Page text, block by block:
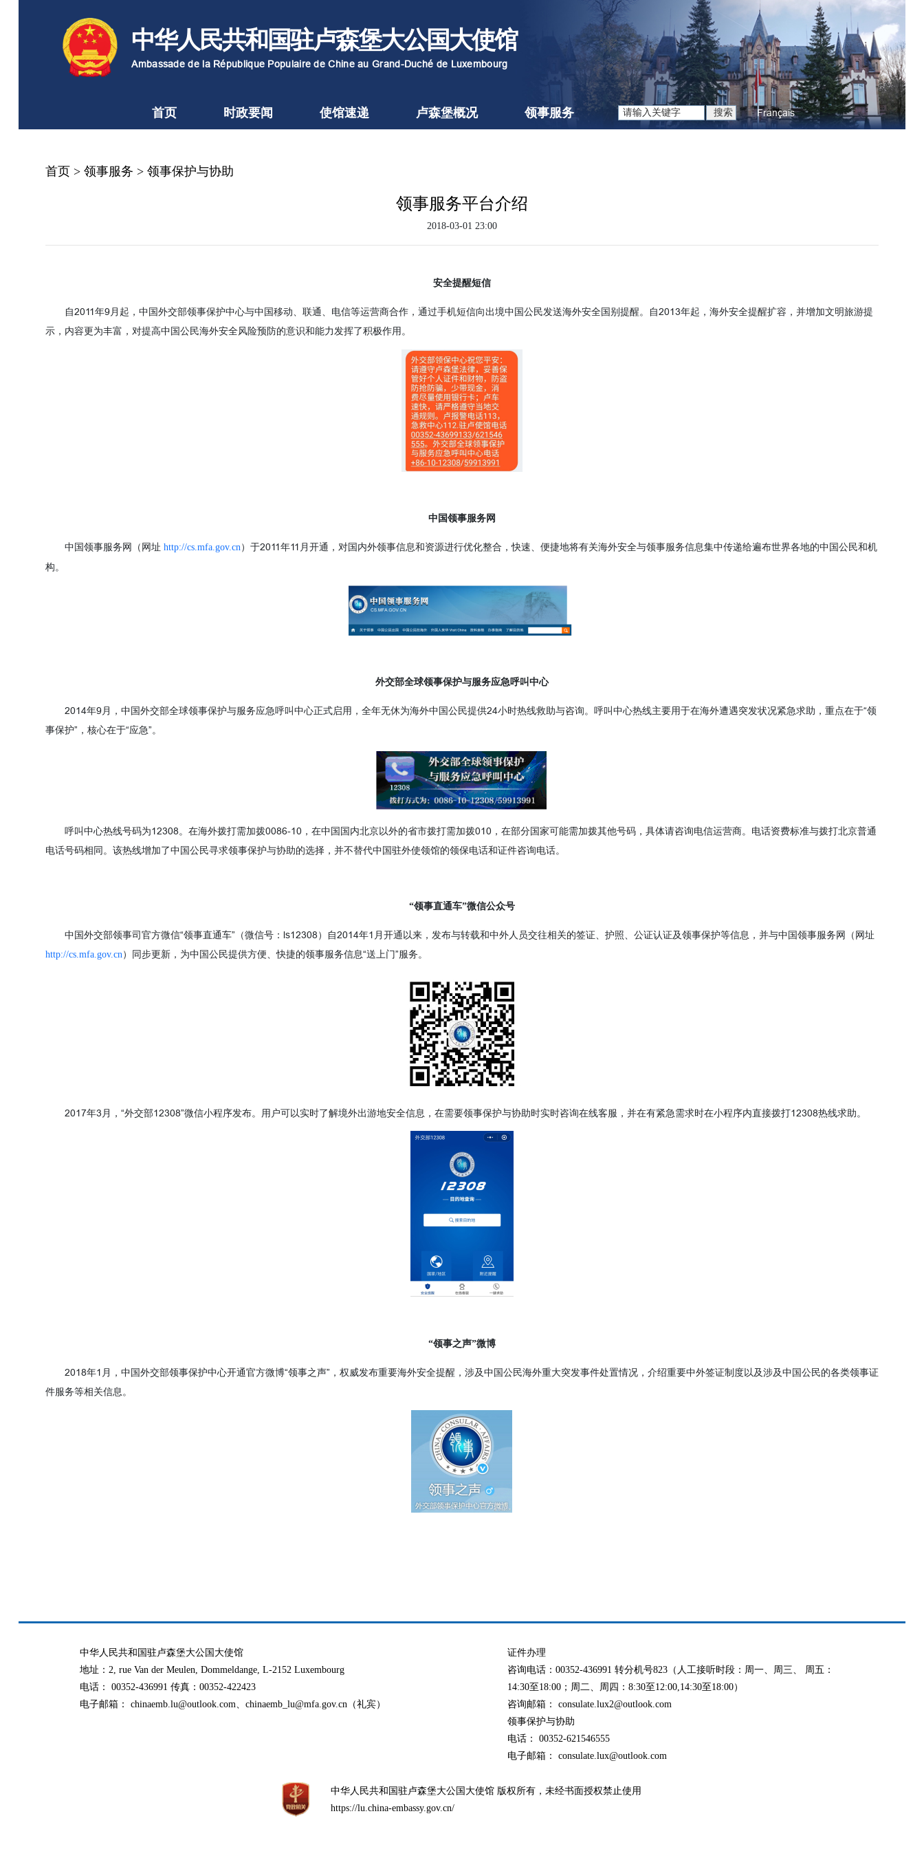
中华人民共和国驻卢森堡大公国大使馆
Ambassade de la République Populaire de Chine au Grand-Duché de Luxembourg
首页 时政要闻 使馆速递 卢森堡概况 领事服务 Français
首页> 领事服务 > 领事保护与协助
领事服务平台介绍
2018-03-01 23:00
安全提醒短信
自2011年9月起，中国外交部领事保护中心与中国移动、联通、电信等运营商合作，通过手机短信向出境中国公民发送海外安全国别提醒。自2013年起，海外安全提醒扩容，并增加文明旅游提
示，内容更为丰富，对提高中国公民海外安全风险预防的意识和能力发挥了积极作用。
中国领事服务网
中国领事服务网（网址 http://cs.mfa.gov.cn ）于2011年11月开通，对国内外领事信息和资源进行优化整合，快速、便捷地将有关海外安全与领事服务信息集中传递给遍布世界各地的中国公民和机
构。
外交部全球领事保护与服务应急呼叫中心
2014年9月，中国外交部全球领事保护与服务应急呼叫中心正式启用，全年无休为海外中国公民提供24小时热线救助与咨询。呼叫中心热线主要用于在海外遭遇突发状况紧急求助，重点在于“领
事保护”，核心在于“应急”。
呼叫中心热线号码为12308。在海外拨打需加拨0086-10，在中国国内北京以外的省市拨打需加拨010，在部分国家可能需加拨其他号码，具体请咨询电信运营商。电话资费标准与拨打北京普通
电话号码相同。该热线增加了中国公民寻求领事保护与协助的选择，并不替代中国驻外使领馆的领保电话和证件咨询电话。
“领事直通车”微信公众号
中国外交部领事司官方微信“领事直通车”（微信号：ls12308）自2014年1月开通以来，发布与转载和中外人员交往相关的签证、护照、公证认证及领事保护等信息，并与中国领事服务网（网址
http://cs.mfa.gov.cn）同步更新，为中国公民提供方便、快捷的领事服务信息“送上门”服务。
2017年3月，“外交部12308”微信小程序发布。用户可以实时了解境外出游地安全信息，在需要领事保护与协助时实时咨询在线客服，并在有紧急需求时在小程序内直接拨打12308热线求助。
“领事之声”微博
2018年1月，中国外交部领事保护中心开通官方微博“领事之声”，权威发布重要海外安全提醒，涉及中国公民海外重大突发事件处置情况，介绍重要中外签证制度以及涉及中国公民的各类领事证
件服务等相关信息。
中华人民共和国驻卢森堡大公国大使馆
地址：2, rue Van der Meulen, Dommeldange, L-2152 Luxembourg
电话： 00352-436991 传真：00352-422423
电子邮箱： chinaemb.lu@outlook.com、chinaemb_lu@mfa.gov.cn（礼宾）
证件办理
咨询电话：00352-436991 转分机号823（人工接听时段：周一、周三、 周五：
14:30至18:00；周二、周四：8:30至12:00,14:30至18:00）
咨询邮箱： consulate.lux2@outlook.com
领事保护与协助
电话： 00352-621546555
电子邮箱： consulate.lux@outlook.com
中华人民共和国驻卢森堡大公国大使馆 版权所有，未经书面授权禁止使用
https://lu.china-embassy.gov.cn/